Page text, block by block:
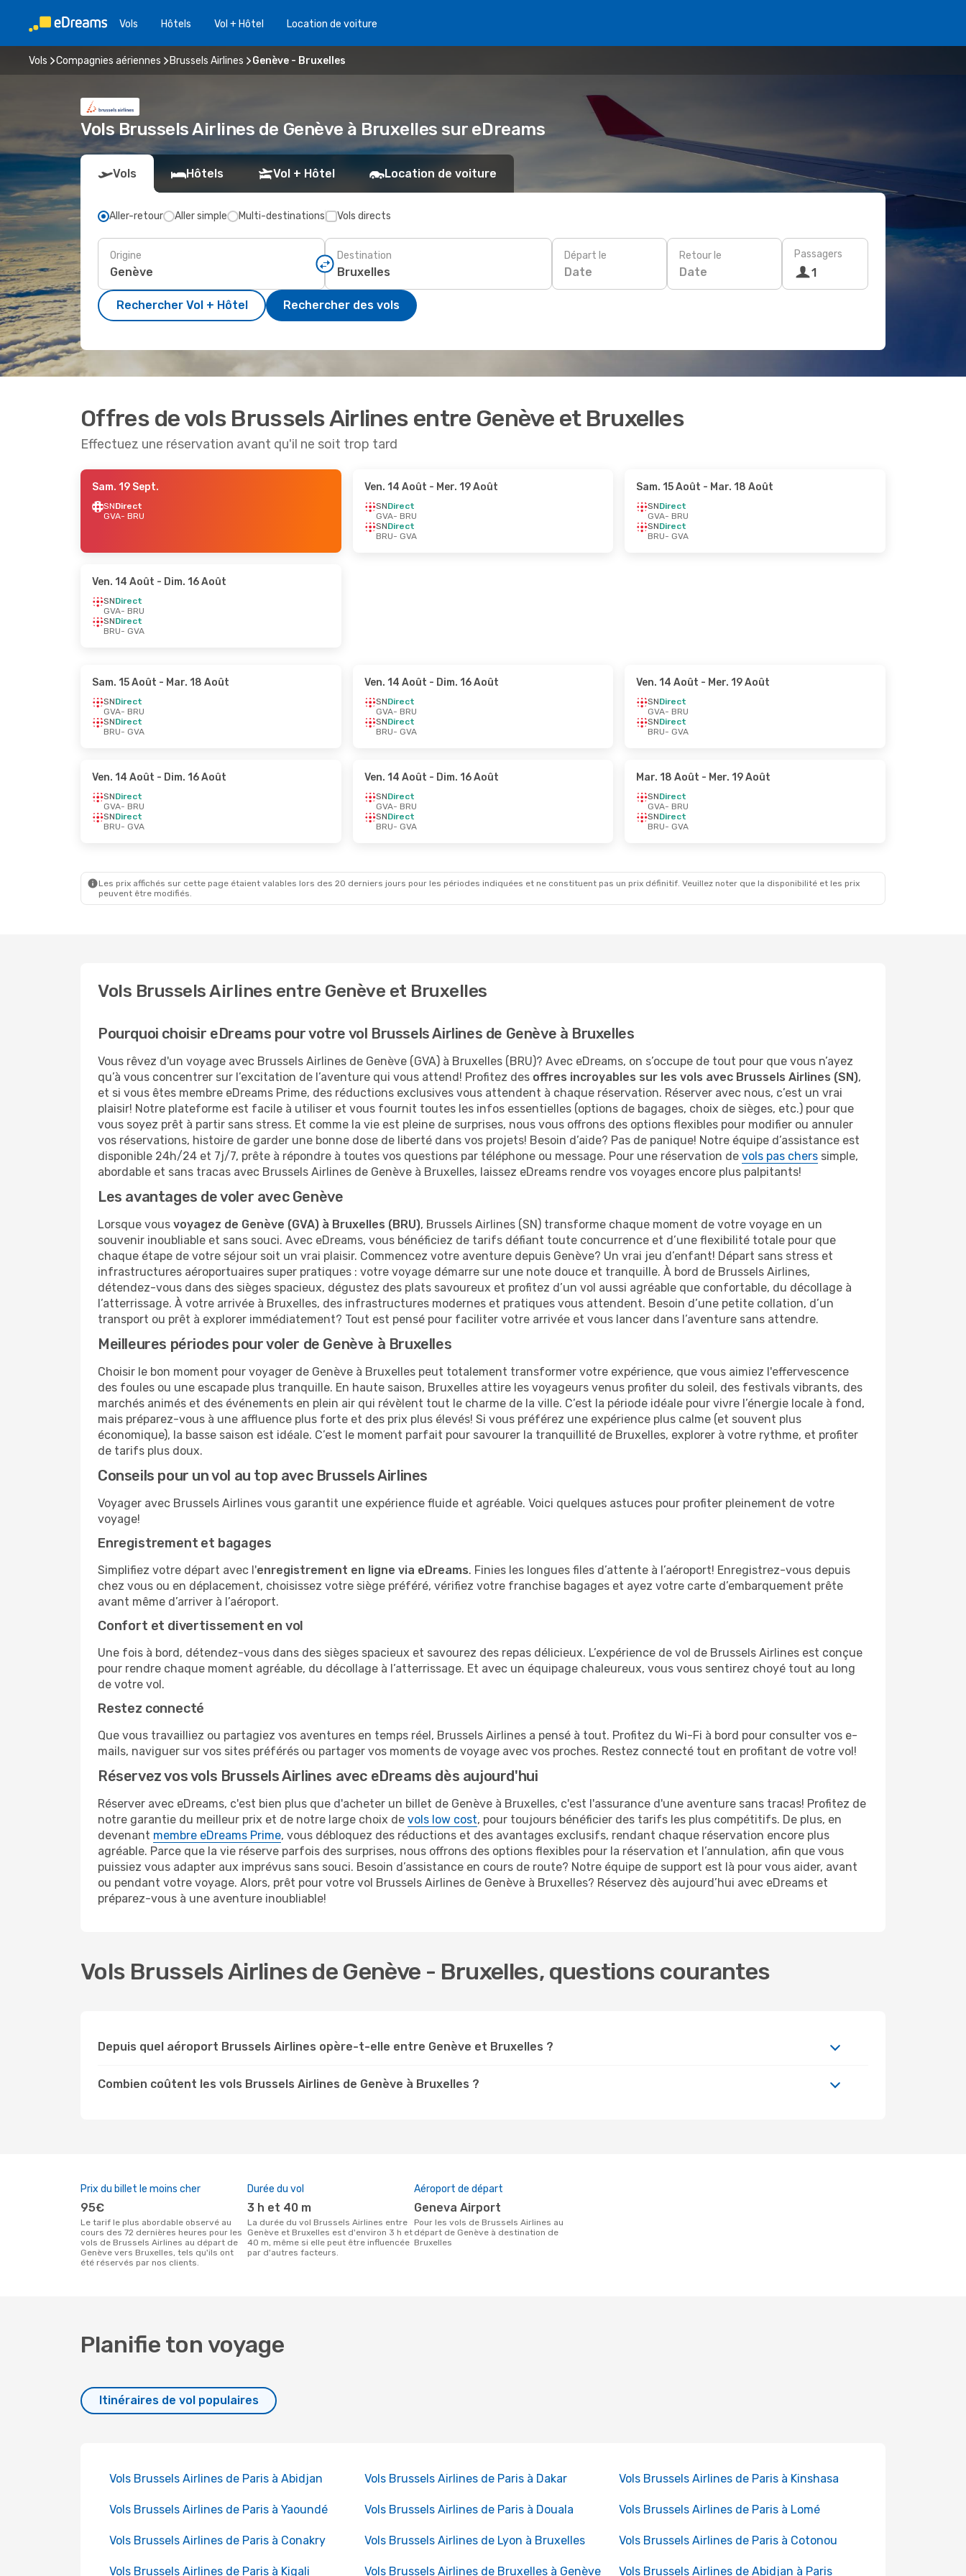
Vols Hôtels Vol + Hôtel Location de voiture
Vols Compagnies aériennes Brussels Airlines Genève - Bruxelles
Vols Brussels Airlines de Genève à Bruxelles sur eDreams
Vols Hôtels Vol + Hôtel Location de voiture
Aller-retour Aller simple Multi-destinations Vols directs
Origine Destination Départ le
Date
Retour le
Date
Passagers
1
Rechercher Vol + Hôtel Rechercher des vols
Offres de vols Brussels Airlines entre Genève et Bruxelles
Effectuez une réservation avant qu'il ne soit trop tard
Sam. 19 Sept.
SNDirect
GVA- BRU
Ven. 14 Août - Mer. 19 Août
SNDirect
GVA- BRU
SNDirect
BRU- GVA
Sam. 15 Août - Mar. 18 Août
SNDirect
GVA- BRU
SNDirect
BRU- GVA
Ven. 14 Août - Dim. 16 Août
SNDirect
GVA- BRU
SNDirect
BRU- GVA
Sam. 15 Août - Mar. 18 Août
SNDirect
GVA- BRU
SNDirect
BRU- GVA
Ven. 14 Août - Dim. 16 Août
SNDirect
GVA- BRU
SNDirect
BRU- GVA
Ven. 14 Août - Mer. 19 Août
SNDirect
GVA- BRU
SNDirect
BRU- GVA
Ven. 14 Août - Dim. 16 Août
SNDirect
GVA- BRU
SNDirect
BRU- GVA
Ven. 14 Août - Dim. 16 Août
SNDirect
GVA- BRU
SNDirect
BRU- GVA
Mar. 18 Août - Mer. 19 Août
SNDirect
GVA- BRU
SNDirect
BRU- GVA
Les prix affichés sur cette page étaient valables lors des 20 derniers jours pour les périodes indiquées et ne constituent pas un prix définitif. Veuillez noter que la disponibilité et les prix
peuvent être modifiés.
Vols Brussels Airlines entre Genève et Bruxelles
Pourquoi choisir eDreams pour votre vol Brussels Airlines de Genève à Bruxelles
Vous rêvez d'un voyage avec Brussels Airlines de Genève (GVA) à Bruxelles (BRU)? Avec eDreams, on s’occupe de tout pour que vous n’ayez
qu’à vous concentrer sur l’excitation de l’aventure qui vous attend! Profitez des offres incroyables sur les vols avec Brussels Airlines (SN),
et si vous êtes membre eDreams Prime, des réductions exclusives vous attendent à chaque réservation. Réserver avec nous, c’est un vrai
plaisir! Notre plateforme est facile à utiliser et vous fournit toutes les infos essentielles (options de bagages, choix de sièges, etc.) pour que
vous soyez prêt à partir sans stress. Et comme la vie est pleine de surprises, nous vous offrons des options flexibles pour modifier ou annuler
vos réservations, histoire de garder une bonne dose de liberté dans vos projets! Besoin d’aide? Pas de panique! Notre équipe d’assistance est
disponible 24h/24 et 7j/7, prête à répondre à toutes vos questions par téléphone ou message. Pour une réservation de vols pas chers simple,
abordable et sans tracas avec Brussels Airlines de Genève à Bruxelles, laissez eDreams rendre vos voyages encore plus palpitants!
Les avantages de voler avec Genève
Lorsque vous voyagez de Genève (GVA) à Bruxelles (BRU), Brussels Airlines (SN) transforme chaque moment de votre voyage en un
souvenir inoubliable et sans souci. Avec eDreams, vous bénéficiez de tarifs défiant toute concurrence et d’une flexibilité totale pour que
chaque étape de votre séjour soit un vrai plaisir. Commencez votre aventure depuis Genève? Un vrai jeu d’enfant! Départ sans stress et
infrastructures aéroportuaires super pratiques : votre voyage démarre sur une note douce et tranquille. À bord de Brussels Airlines,
détendez-vous dans des sièges spacieux, dégustez des plats savoureux et profitez d’un vol aussi agréable que confortable, du décollage à
l’atterrissage. À votre arrivée à Bruxelles, des infrastructures modernes et pratiques vous attendent. Besoin d’une petite collation, d’un
transport ou prêt à explorer immédiatement? Tout est pensé pour faciliter votre arrivée et vous lancer dans l’aventure sans attendre.
Meilleures périodes pour voler de Genève à Bruxelles
Choisir le bon moment pour voyager de Genève à Bruxelles peut totalement transformer votre expérience, que vous aimiez l'effervescence
des foules ou une escapade plus tranquille. En haute saison, Bruxelles attire les voyageurs venus profiter du soleil, des festivals vibrants, des
marchés animés et des événements en plein air qui révèlent tout le charme de la ville. C’est la période idéale pour vivre l’énergie locale à fond,
mais préparez-vous à une affluence plus forte et des prix plus élevés! Si vous préférez une expérience plus calme (et souvent plus
économique), la basse saison est idéale. C’est le moment parfait pour savourer la tranquillité de Bruxelles, explorer à votre rythme, et profiter
de tarifs plus doux.
Conseils pour un vol au top avec Brussels Airlines
Voyager avec Brussels Airlines vous garantit une expérience fluide et agréable. Voici quelques astuces pour profiter pleinement de votre
voyage!
Enregistrement et bagages
Simplifiez votre départ avec l'enregistrement en ligne via eDreams. Finies les longues files d’attente à l’aéroport! Enregistrez-vous depuis
chez vous ou en déplacement, choisissez votre siège préféré, vérifiez votre franchise bagages et ayez votre carte d’embarquement prête
avant même d’arriver à l’aéroport.
Confort et divertissement en vol
Une fois à bord, détendez-vous dans des sièges spacieux et savourez des repas délicieux. L’expérience de vol de Brussels Airlines est conçue
pour rendre chaque moment agréable, du décollage à l’atterrissage. Et avec un équipage chaleureux, vous vous sentirez choyé tout au long
de votre vol.
Restez connecté
Que vous travailliez ou partagiez vos aventures en temps réel, Brussels Airlines a pensé à tout. Profitez du Wi-Fi à bord pour consulter vos e-
mails, naviguer sur vos sites préférés ou partager vos moments de voyage avec vos proches. Restez connecté tout en profitant de votre vol!
Réservez vos vols Brussels Airlines avec eDreams dès aujourd'hui
Réserver avec eDreams, c'est bien plus que d'acheter un billet de Genève à Bruxelles, c'est l'assurance d'une aventure sans tracas! Profitez de
notre garantie du meilleur prix et de notre large choix de vols low cost, pour toujours bénéficier des tarifs les plus compétitifs. De plus, en
devenant membre eDreams Prime, vous débloquez des réductions et des avantages exclusifs, rendant chaque réservation encore plus
agréable. Parce que la vie réserve parfois des surprises, nous offrons des options flexibles pour la réservation et l’annulation, afin que vous
puissiez vous adapter aux imprévus sans souci. Besoin d’assistance en cours de route? Notre équipe de support est là pour vous aider, avant
ou pendant votre voyage. Alors, prêt pour votre vol Brussels Airlines de Genève à Bruxelles? Réservez dès aujourd’hui avec eDreams et
préparez-vous à une aventure inoubliable!
Vols Brussels Airlines de Genève - Bruxelles, questions courantes
Depuis quel aéroport Brussels Airlines opère-t-elle entre Genève et Bruxelles ?
Combien coûtent les vols Brussels Airlines de Genève à Bruxelles ?
Prix du billet le moins cher
95€
Le tarif le plus abordable observé au
cours des 72 dernières heures pour les
vols de Brussels Airlines au départ de
Genève vers Bruxelles, tels qu'ils ont
été réservés par nos clients.
Durée du vol
3 h et 40 m
La durée du vol Brussels Airlines entre
Genève et Bruxelles est d'environ 3 h et
40 m, même si elle peut être influencée
par d'autres facteurs.
Aéroport de départ
Geneva Airport
Pour les vols de Brussels Airlines au
départ de Genève à destination de
Bruxelles
Planifie ton voyage
Itinéraires de vol populaires
Vols Brussels Airlines de Paris à Abidjan Vols Brussels Airlines de Paris à Dakar Vols Brussels Airlines de Paris à Kinshasa
Vols Brussels Airlines de Paris à Yaoundé Vols Brussels Airlines de Paris à Douala Vols Brussels Airlines de Paris à Lomé
Vols Brussels Airlines de Paris à Conakry Vols Brussels Airlines de Lyon à Bruxelles Vols Brussels Airlines de Paris à Cotonou
Vols Brussels Airlines de Paris à Kigali Vols Brussels Airlines de Bruxelles à Genève Vols Brussels Airlines de Abidjan à Paris